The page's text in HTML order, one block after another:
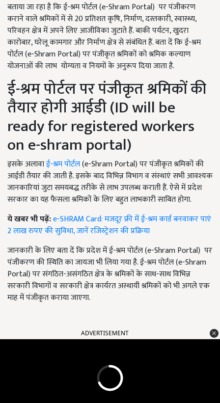
बताया जा रहा है कि ई-श्रम पोर्टल (e-Shram Portal) पर पंजीकरण
कराने वाले श्रमिकों में से 20 प्रतिशत कृषि, निर्माण, दस्तकारी, स्वास्थ्य,
परिवहन क्षेत्र में अपने लिए आजीविका जुटाते हैं. बाकी पर्यटन, खुदरा
कारोबार, घरेलू कामगार और निर्माण क्षेत्र से संबंधित हैं. बता दें कि ई-श्रम
पोर्टल (e-Shram Portal) पर पंजीकृत श्रमिकों को श्रमिक कल्याण
योजनाओं की लाभ योग्यता व नियमों के अनुरूप दिया जाता है.
ई-श्रम पोर्टल पर पंजीकृत श्रमिकों की
तैयार होगी आईडी (ID will be
ready for registered workers
on e-shram portal)
इसके अलावाई-श्रम पोर्टल(e-Shram Portal) पर पंजीकृत श्रमिकों की
आईडी तैयार की जाती है. इसके बाद विभिन्न विभाग व संस्थाएं सभी आवश्यक
जानकारियां जुटा समयबद्ध तरीके से लाभ उपलब्ध कराती हैं. ऐसे में प्रदेश
सरकार का यह फैसला श्रमिकों के लिए बहुत लाभकारी साबित होगा.
ये खबर भी पढ़ें:e-SHRAM Card: मजदूर फ्री में ई-श्रम कार्ड बनवाकर पाएं
2 लाख रुपए की सुविधा, जानें रजिस्ट्रेशन की प्रक्रिया
जानकारी के लिए बता दें कि प्रदेश में ई-श्रम पोर्टल (e-Shram Portal) पर
पंजीकरण की स्थिति का जायजा भी लिया गया है. ई-श्रम पोर्टल (e-Shram
Portal) पर संगठित-असंगठित क्षेत्र के श्रमिकों के साथ-साथ विभिन्न
सरकारी विभागों व सरकारी क्षेत्र कार्यरत अस्थायी श्रमिकों को भी अगले एक
माह में पंजीकृत कराया जाएगा.
ADVERTISEMENT